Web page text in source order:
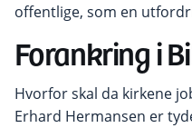
offentlige, som en
Forankring i
Hvorfor skal da kirkene
Erhard Hermansen er